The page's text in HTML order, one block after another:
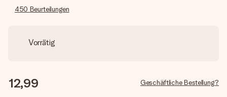
450 Beurteilungen
Vorrätig
12,99 Geschäftliche Bestellung?